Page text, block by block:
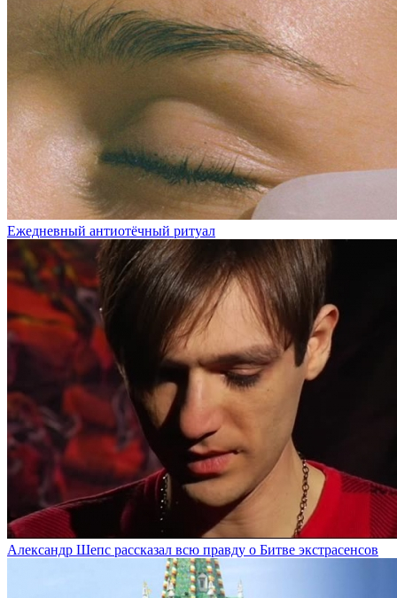
Ежедневный антиотёчный ритуал
Александр Шепс рассказал всю правду о Битве экстрасенсов